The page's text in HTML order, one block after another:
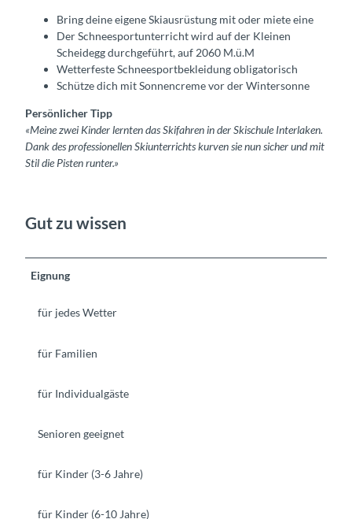
Bring deine eigene Skiausrüstung mit oder miete eine
Der Schneesportunterricht wird auf der Kleinen
Scheidegg durchgeführt, auf 2060 M.ü.M
Wetterfeste Schneesportbekleidung obligatorisch
Schütze dich mit Sonnencreme vor der Wintersonne
Persönlicher Tipp
«Meine zwei Kinder lernten das Skifahren in der Skischule Interlaken.
Dank des professionellen Skiunterrichts kurven sie nun sicher und mit
Stil die Pisten runter.»
Gut zu wissen
Eignung
für jedes Wetter
für Familien
für Individualgäste
Senioren geeignet
für Kinder (3-6 Jahre)
für Kinder (6-10 Jahre)